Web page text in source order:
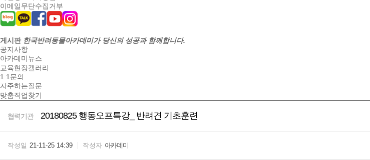
이메일무단수집거부
게시판 한국반려동물아카데미가 당신의 성공과 함께합니다.
공지사항
아카데미뉴스
교육현장갤러리
1:1문의
자주하는질문
맞춤직업찾기
협력기관 20180825 행동오프특강_ 반려견 기초훈련
작성일 21-11-25 14:39 작성자 아카데미